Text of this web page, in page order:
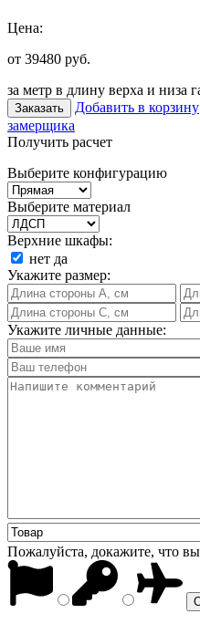
Цена:
от 39480 руб.
за метр в длину верха и низа
Заказать Добавить в корзину
замерщика
Получить расчет
Выберите конфигурацию
Выберите материал
Верхние шкафы:
нет да
Укажите размер:
Укажите личные данные:
Пожалуйста, докажите, что